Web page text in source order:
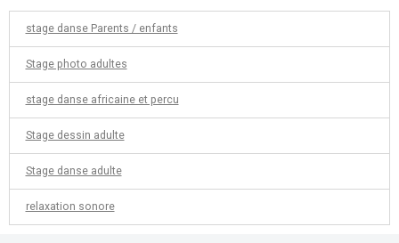
stage danse Parents / enfants
Stage photo adultes
stage danse africaine et percu
Stage dessin adulte
Stage danse adulte
relaxation sonore